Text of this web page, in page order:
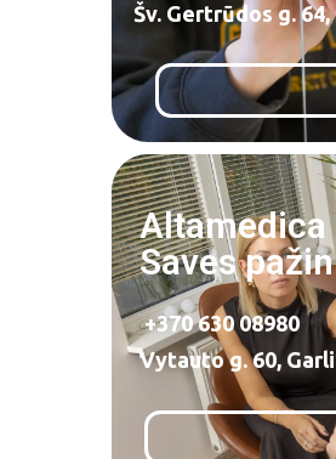
Šv. Gertrūdos g. 64,
Altamedica​
Saves
+370 630 08980
Vytauto g. 60,